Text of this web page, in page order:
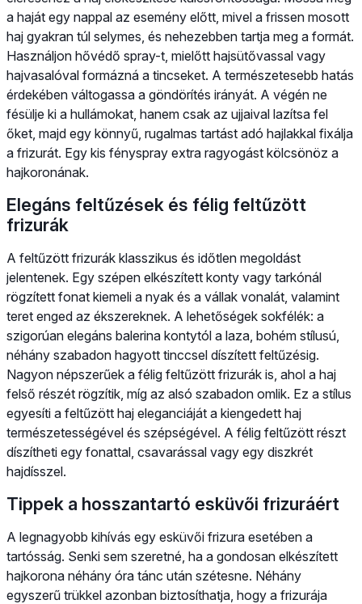
a haját egy nappal az esemény előtt, mivel a frissen mosott
haj gyakran túl selymes, és nehezebben tartja meg a formát.
Használjon hővédő spray-t, mielőtt hajsütővassal vagy
hajvasalóval formázná a tincseket. A természetesebb hatás
érdekében váltogassa a göndörítés irányát. A végén ne
fésülje ki a hullámokat, hanem csak az ujjaival lazítsa fel
őket, majd egy könnyű, rugalmas tartást adó hajlakkal fixálja
a frizurát. Egy kis fényspray extra ragyogást kölcsönöz a
hajkoronának.
Elegáns feltűzések és félig feltűzött
frizurák
A feltűzött frizurák klasszikus és időtlen megoldást
jelentenek. Egy szépen elkészített konty vagy tarkónál
rögzített fonat kiemeli a nyak és a vállak vonalát, valamint
teret enged az ékszereknek. A lehetőségek sokfélék: a
szigorúan elegáns balerina kontytól a laza, bohém stílusú,
néhány szabadon hagyott tinccsel díszített feltűzésig.
Nagyon népszerűek a félig feltűzött frizurák is, ahol a haj
felső részét rögzítik, míg az alsó szabadon omlik. Ez a stílus
egyesíti a feltűzött haj eleganciáját a kiengedett haj
természetességével és szépségével. A félig feltűzött részt
díszítheti egy fonattal, csavarással vagy egy diszkrét
hajdísszel.
Tippek a hosszantartó esküvői frizuráért
A legnagyobb kihívás egy esküvői frizura esetében a
tartósság. Senki sem szeretné, ha a gondosan elkészített
hajkorona néhány óra tánc után szétesne. Néhány
egyszerű trükkel azonban biztosíthatja, hogy a frizurája